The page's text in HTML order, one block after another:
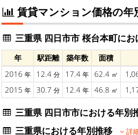
賃貸マンション価格の年
三重県 四日市市 桜台本町に
年 駅距離 築年数 面積
2016 年 12.4 分 17.4 年 62.4 ㎡
2015 年 30.7 分 12.4 年 46.8 ㎡
三重県 四日市市における年
三重県における年別推移 詳